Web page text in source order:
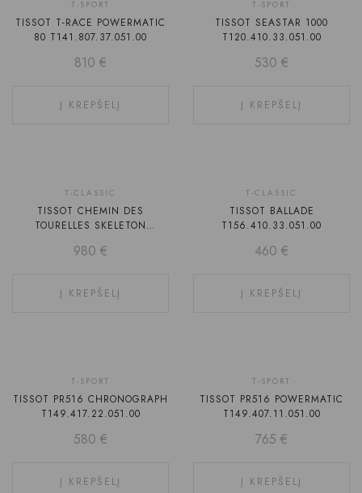
T-SPORT
TISSOT T-RACE POWERMATIC
80 T141.807.37.051.00
810 €
Į KREPŠELĮ
T-SPORT
TISSOT SEASTAR 1000
T120.410.33.051.00
530 €
Į KREPŠELĮ
T-CLASSIC
TISSOT CHEMIN DES
TOURELLES SKELETON
980 €
Į KREPŠELĮ
T-CLASSIC
TISSOT BALLADE
T156.410.33.051.00
460 €
Į KREPŠELĮ
T-SPORT
TISSOT PR516 CHRONOGRAPH
T149.417.22.051.00
580 €
Į KREPŠELĮ
T-SPORT
TISSOT PR516 POWERMATIC
T149.407.11.051.00
765 €
Į KREPŠELĮ